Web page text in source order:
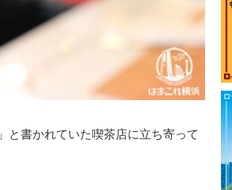
」と書かれていた喫茶店に立ち寄って